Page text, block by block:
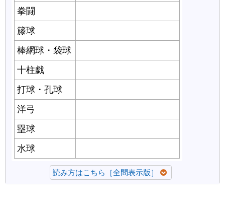
拳闘
籐球
棒網球・袋球
十柱戯
打球・孔球
洋弓
塁球
水球
読み方はこちら［全問表示版］